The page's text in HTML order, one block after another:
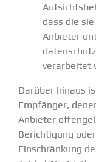
dass die
Anbieter
verarbeitet
Darüber hinaus
Empfänger,
Anbieter
Berichtigung
Einschränkung